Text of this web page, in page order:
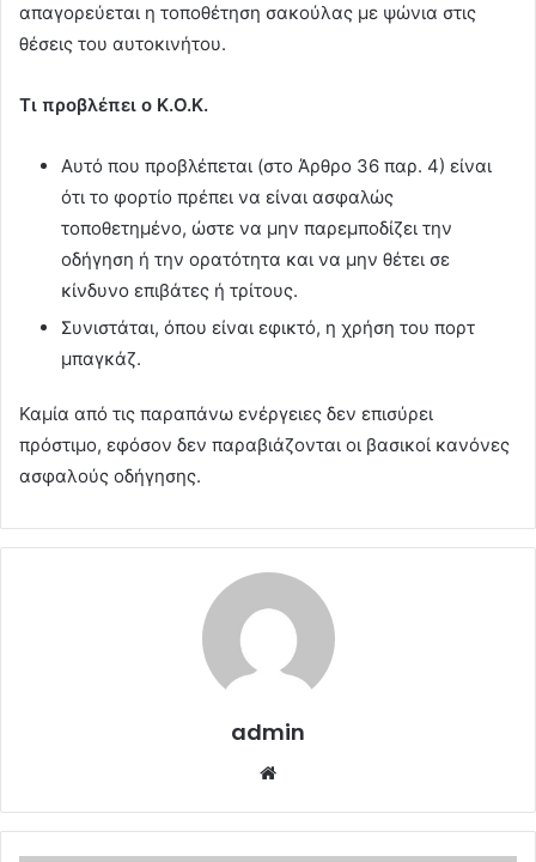
απαγορεύεται η τοποθέτηση σακούλας με ψώνια στις
θέσεις του αυτοκινήτου.
Τι προβλέπει ο Κ.Ο.Κ.
Αυτό που προβλέπεται (στο Άρθρο 36 παρ. 4) είναι
ότι το φορτίο πρέπει να είναι ασφαλώς
τοποθετημένο, ώστε να μην παρεμποδίζει την
οδήγηση ή την ορατότητα και να μην θέτει σε
κίνδυνο επιβάτες ή τρίτους.
Συνιστάται, όπου είναι εφικτό, η χρήση του πορτ
μπαγκάζ.
Καμία από τις παραπάνω ενέργειες δεν επισύρει
πρόστιμο, εφόσον δεν παραβιάζονται οι βασικοί κανόνες
ασφαλούς οδήγησης.
admin